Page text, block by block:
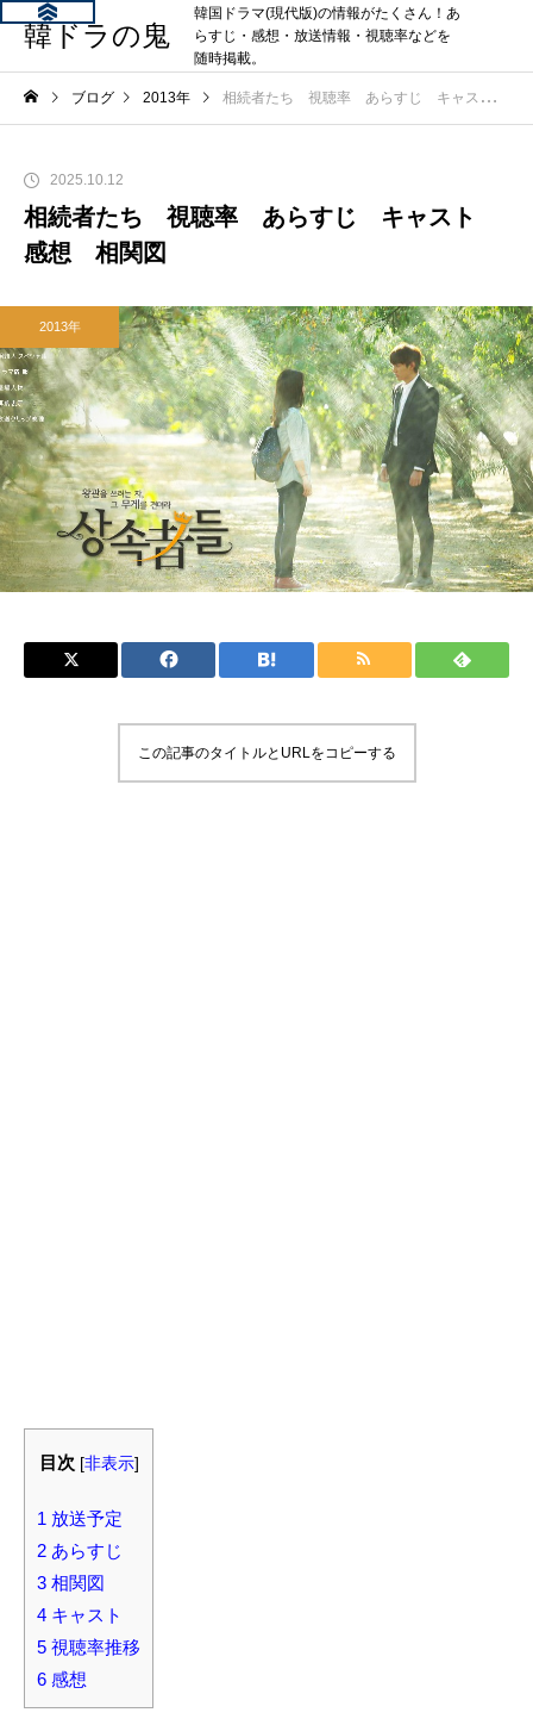
韓ドラの鬼
韓国ドラマ(現代版)の情報がたくさん！あ
らすじ・感想・放送情報・視聴率などを
随時掲載。
ブログ 2013年 相続者たち 視聴率 あらすじ キャスト 感想 相関図
2025.10.12
相続者たち 視聴率 あらすじ キャスト
感想 相関図
2013年
この記事のタイトルとURLをコピーする
目次 [非表示]
1 放送予定
2 あらすじ
3 相関図
4 キャスト
5 視聴率推移
6 感想